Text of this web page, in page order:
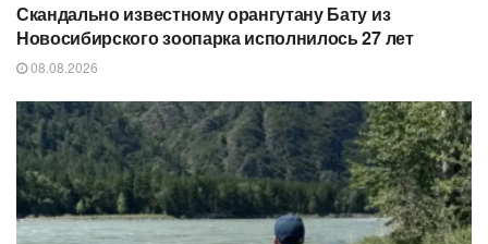
Скандально известному орангутану Бату из
Новосибирского зоопарка исполнилось 27 лет
08.08.2026